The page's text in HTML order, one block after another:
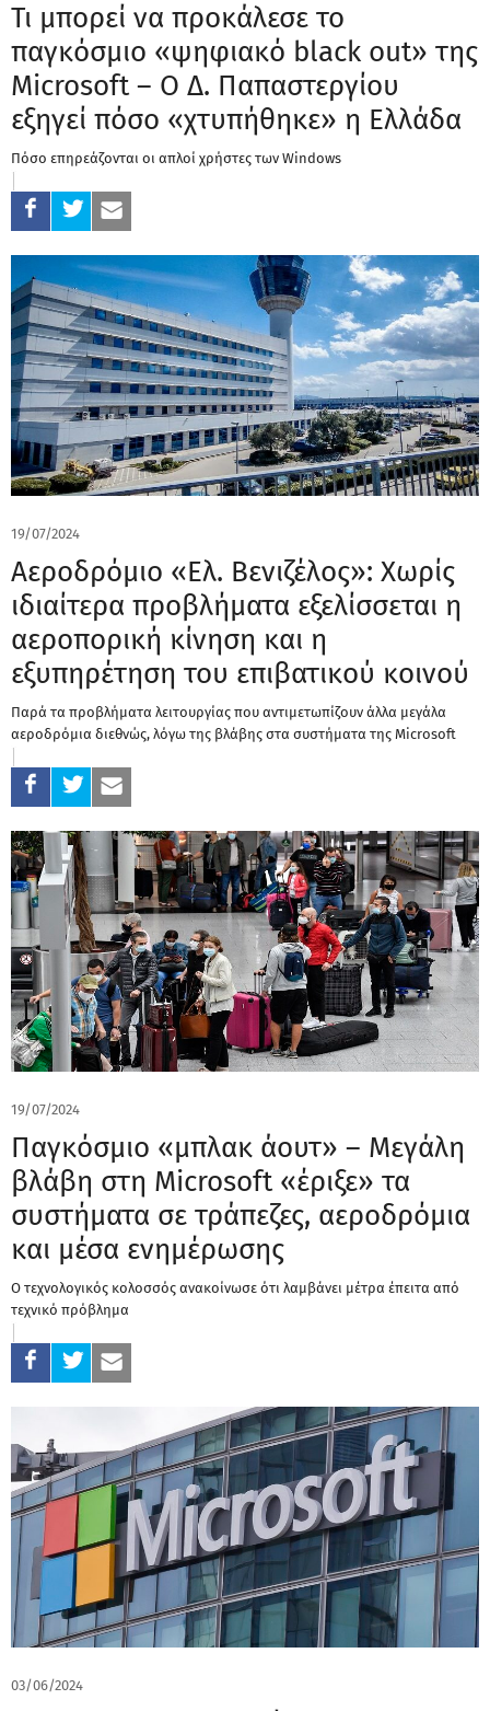
Τι μπορεί να προκάλεσε το
παγκόσμιο «ψηφιακό black out» της
Microsoft – Ο Δ. Παπαστεργίου
εξηγεί πόσο «χτυπήθηκε» η Ελλάδα
Πόσο επηρεάζονται οι απλοί χρήστες των Windows
19/07/2024
Αεροδρόμιο «Ελ. Βενιζέλος»: Χωρίς
ιδιαίτερα προβλήματα εξελίσσεται η
αεροπορική κίνηση και η
εξυπηρέτηση του επιβατικού κοινού
Παρά τα προβλήματα λειτουργίας που αντιμετωπίζουν άλλα μεγάλα
αεροδρόμια διεθνώς, λόγω της βλάβης στα συστήματα της Microsoft
19/07/2024
Παγκόσμιο «μπλακ άουτ» – Μεγάλη
βλάβη στη Microsoft «έριξε» τα
συστήματα σε τράπεζες, αεροδρόμια
και μέσα ενημέρωσης
Ο τεχνολογικός κολοσσός ανακοίνωσε ότι λαμβάνει μέτρα έπειτα από
τεχνικό πρόβλημα
03/06/2024